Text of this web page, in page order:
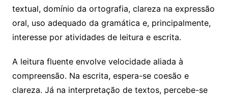
textual, domínio da ortografia, clareza na expressão
oral, uso adequado da gramática e, principalmente,
interesse por atividades de leitura e escrita.
A leitura fluente envolve velocidade aliada à
compreensão. Na escrita, espera-se coesão e
clareza. Já na interpretação de textos, percebe-se